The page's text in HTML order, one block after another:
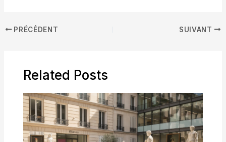
PRÉCÉDENT SUIVANT
Related Posts